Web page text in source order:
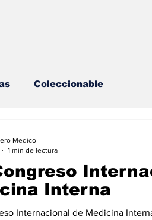
Coleccionable
Interna
de Medicina Interna Organiza:
Medico
1 min de lectura